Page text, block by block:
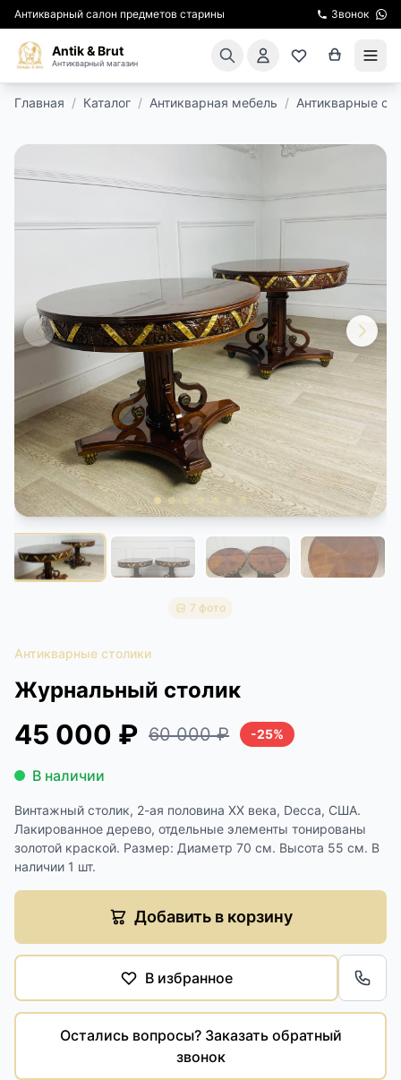
Антикварный салон предметов старины Звонок
Antik & Brut
Антикварный магазин
ЭКСКУРСИИ
РЕСТАВРАЦИЯ
КУРСЫ ПО РЕСТАВРАЦИИ
КОНТАКТЫ
ДОСТАВКА И ОПЛАТА
Главная / Каталог / Антикварная мебель / Антикварные
7 фото
Антикварные столики
Журнальный столик
45 000 ₽ 60 000 ₽ -25%
В наличии
Винтажный столик, 2-ая половина ХХ века, Decca, CША.
Лакированное дерево, отдельные элементы тонированы
золотой краской. Размер: Диаметр 70 см. Высота 55 см. В
наличии 1 шт.
Добавить в корзину
В избранное
Остались вопросы? Заказать обратный
звонок